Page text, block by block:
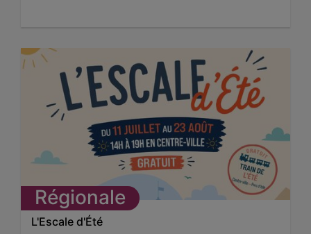
Régionale
L'Escale d'Été